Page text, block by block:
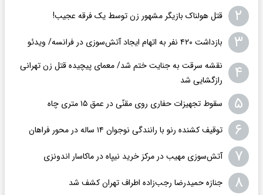
۲ قتل هولناک بازیگر مشهور زن توسط یک فرقه عجیب!
۳ بازداشت ۴۲۰ نفر به اتهام ایجاد آتش‌سوزی‌ در فرانسه/ ویدئو
۴
نقشه سرقت به جنایت ختم شد/ معمای پیچیده قتل زن تهرانی
رازگشایی شد
۵ سقوط تجهیزات حفاری روی مقنّی در عمق ۱۵ متری چاه
۶ توقیف کشنده رنو با رانندگی نوجوان ۱۴ ساله در محور فراهان
۷ آتش‌سوزی مهیب در مرکز خرید نیپاه در ماکاسار اندونزی
۸ جنازه حمیدرضا رجب‌زاده اطراف تهران کشف شد